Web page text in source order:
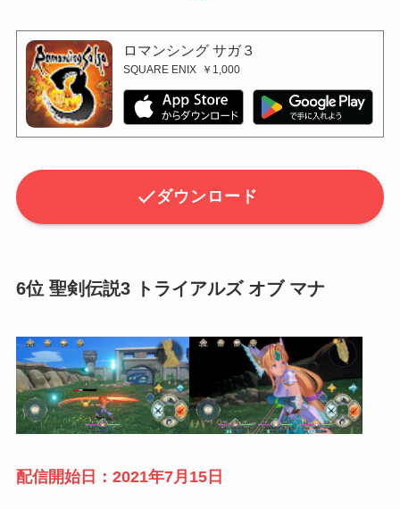
ロマンシング サガ３
SQUARE ENIX ￥1,000
ダウンロード
6位 聖剣伝説3 トライアルズ オブ マナ
配信開始日：2021年7月15日